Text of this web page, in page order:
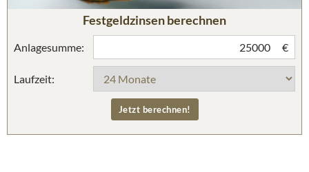
Festgeldzinsen berechnen
Anlagesumme: €
Laufzeit: